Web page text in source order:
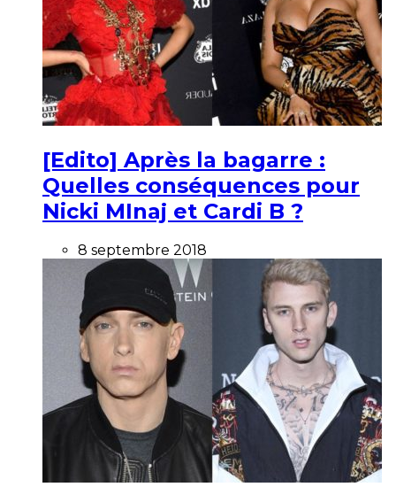
[Edito] Après la bagarre :
Quelles conséquences pour
Nicki MInaj et Cardi B ?
8 septembre 2018